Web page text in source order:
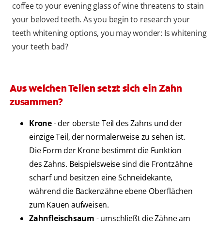
coffee to your evening glass of wine threatens to stain
your beloved teeth. As you begin to research your
teeth whitening options, you may wonder: Is whitening
your teeth bad?
Aus welchen Teilen setzt sich ein Zahn
zusammen?
Krone- der oberste Teil des Zahns und der
einzige Teil, der normalerweise zu sehen ist.
Die Form der Krone bestimmt die Funktion
des Zahns. Beispielsweise sind die Frontzähne
scharf und besitzen eine Schneidekante,
während die Backenzähne ebene Oberflächen
zum Kauen aufweisen.
Zahnfleischsaum - umschließt die Zähne am